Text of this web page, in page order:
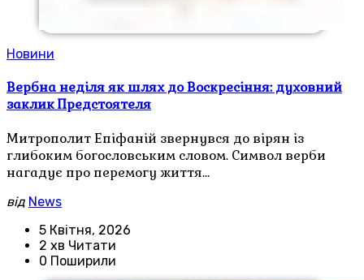
Новини
Вербна неділя як шлях до Воскресіння: духовний
заклик Предстоятеля
Митрополит Епіфаній звернувся до вірян із
глибоким богословським словом. Символ верби
нагадує про перемогу життя…
від News
5 Квітня, 2026
2 хв Читати
0 Поширили